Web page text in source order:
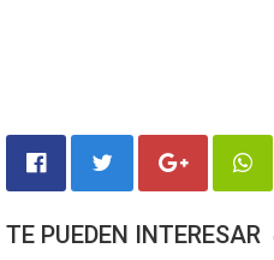
TE PUEDEN INTERESAR